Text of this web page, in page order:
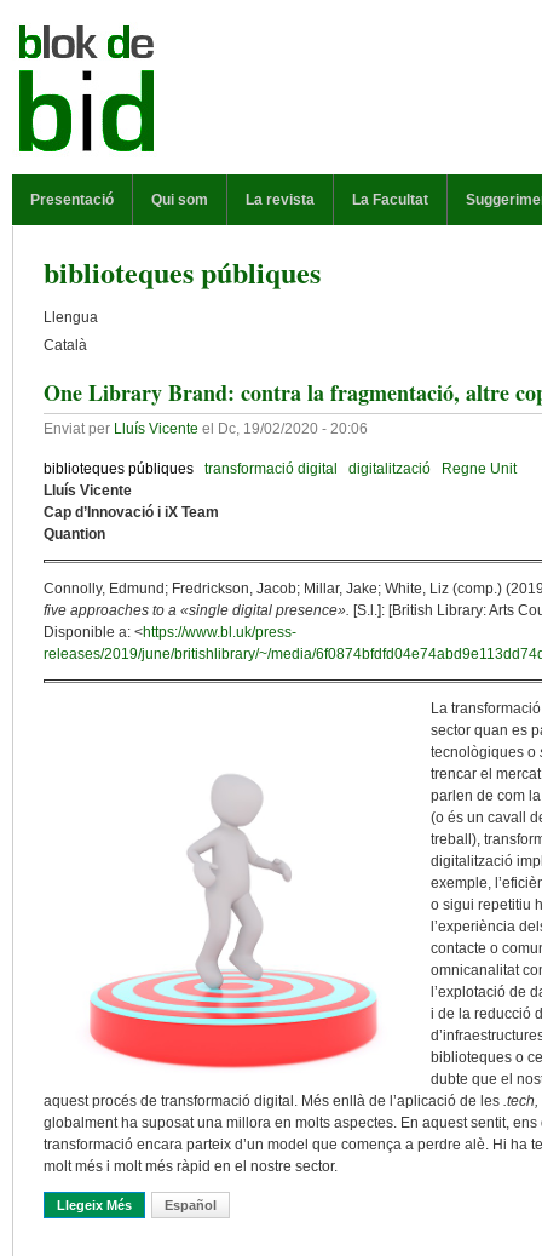
Presentació Qui som La revista La Facultat
biblioteques públiques
Llengua
Català
One Library Brand: contra la fragmentació, altre
Enviat per Lluís Vicente el Dc, 19/02/2020 - 20:06
biblioteques públiques transformació digital digitalització
Regne Unit
Lluís Vicente
Cap d’Innovació i iX Team
Quantion
Connolly, Edmund; Fredrickson, Jacob; Millar, Jake; White, Liz (comp.)
five approaches to a «single digital presence». [S.l.]: [British Library: Arts
Disponible a: <https://www.bl.uk/press-
releases/2019/june/britishlibrary/~/media/
La
sector quan es
tecnològiques o
trencar el
parlen de com
(o és un cavall
treball),
digitalització
exemple,
o sigui repetitiu
l’experiència
contacte o
omnicanalitat
l’explotació de
i de la reducció
biblioteques o
dubte que el
aquest procés de transformació digital. Més enllà de l’aplicació de les .tech,
globalment ha suposat una millora en molts aspectes. En aquest sentit,
transformació encara parteix d’un model que comença a perdre alè. Hi ha
molt més i molt més ràpid en el nostre sector.
Llegeix Més Sobre One Library Brand: Contra La Fragmentació, Altre Cop
Español